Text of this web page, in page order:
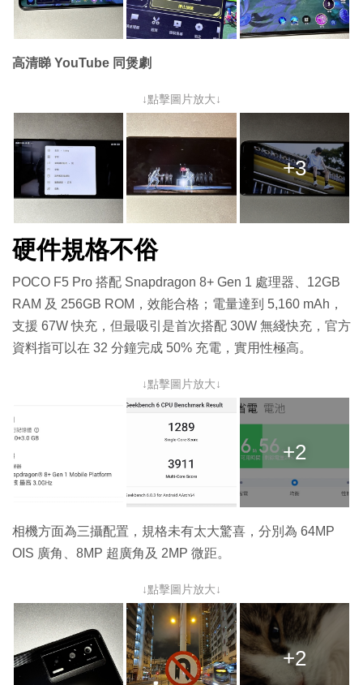
高清睇 YouTube 同煲劇
↓點擊圖片放大↓
+3
硬件規格不俗
POCO F5 Pro 搭配 Snapdragon 8+ Gen 1 處理器、12GB
RAM 及 256GB ROM，效能合格；電量達到 5,160 mAh，
支援 67W 快充，但最吸引是首次搭配 30W 無綫快充，官方
資料指可以在 32 分鐘完成 50% 充電，實用性極高。
↓點擊圖片放大↓
+2
相機方面為三攝配置，規格未有太大驚喜，分別為 64MP
OIS 廣角、8MP 超廣角及 2MP 微距。
↓點擊圖片放大↓
+2